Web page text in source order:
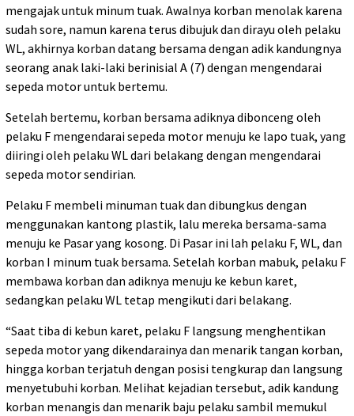
mengajak untuk minum tuak. Awalnya korban menolak karena
sudah sore, namun karena terus dibujuk dan dirayu oleh pelaku
WL, akhirnya korban datang bersama dengan adik kandungnya
seorang anak laki-laki berinisial A (7) dengan mengendarai
sepeda motor untuk bertemu.
Setelah bertemu, korban bersama adiknya dibonceng oleh
pelaku F mengendarai sepeda motor menuju ke lapo tuak, yang
diiringi oleh pelaku WL dari belakang dengan mengendarai
sepeda motor sendirian.
Pelaku F membeli minuman tuak dan dibungkus dengan
menggunakan kantong plastik, lalu mereka bersama-sama
menuju ke Pasar yang kosong. Di Pasar ini lah pelaku F, WL, dan
korban I minum tuak bersama. Setelah korban mabuk, pelaku F
membawa korban dan adiknya menuju ke kebun karet,
sedangkan pelaku WL tetap mengikuti dari belakang.
“Saat tiba di kebun karet, pelaku F langsung menghentikan
sepeda motor yang dikendarainya dan menarik tangan korban,
hingga korban terjatuh dengan posisi tengkurap dan langsung
menyetubuhi korban. Melihat kejadian tersebut, adik kandung
korban menangis dan menarik baju pelaku sambil memukul